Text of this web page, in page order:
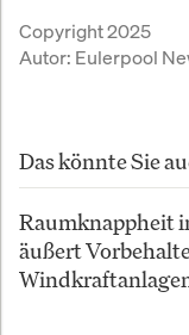
Copyright 2025
Autor: Eulerpool
Das könnte Sie
Raumknappheit
äußert